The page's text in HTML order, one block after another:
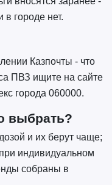
городе нет.
Казпочты - что
ПВЗ ищите на сайте
города 060000.
выбрать?
и их берут чаще;
индивидуальном
собраны в